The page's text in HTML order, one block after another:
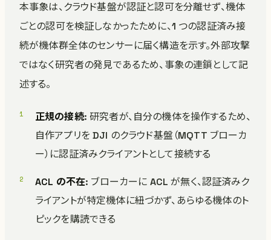
本事象は、クラウド基盤が認証と認可を分離せず、機体
ごとの認可を検証しなかったために、1 つの認証済み接
続が機体群全体のセンサーに届く構造を示す。外部攻撃
ではなく研究者の発見であるため、事象の連鎖として記
述する。
正規の接続: 研究者が、自分の機体を操作するため、
自作アプリを DJI のクラウド基盤（MQTT ブローカ
ー）に認証済みクライアントとして接続する
ACL の不在: ブローカーに ACL が無く、認証済みク
ライアントが特定機体に紐づかず、あらゆる機体のト
ピックを購読できる